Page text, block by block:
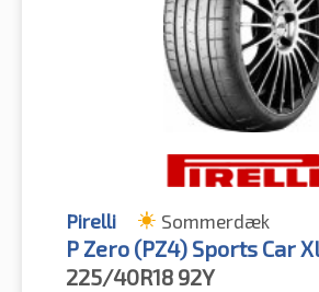
Pirelli Sommerdæk
P Zero (PZ4) Sports Car
225/40R18 92Y